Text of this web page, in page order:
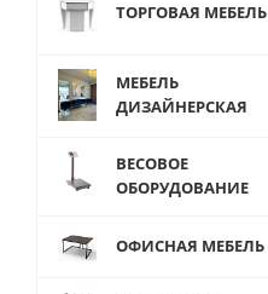
ТОРГОВАЯ МЕБЕЛЬ
МЕБЕЛЬ
ДИЗАЙНЕРСКАЯ
ВЕСОВОЕ
ОБОРУДОВАНИЕ
ОФИСНАЯ МЕБЕЛЬ